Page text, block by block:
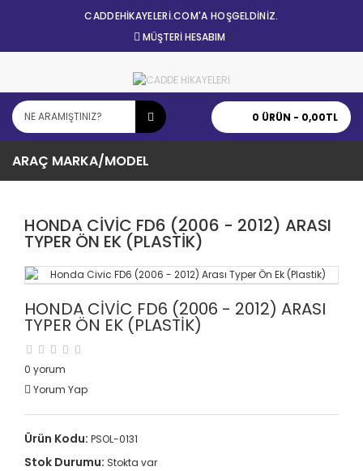
CADDEHİKAYELERİ.COM'A HOŞGELDİNİZ.
MÜŞTERI HESABIM
0 ÜRÜN - 0,00TL
ARAÇ MARKA/MODEL
HONDA CIVIC FD6 (2006 - 2012) ARASI
TYPER ÖN EK (PLASTIK)
HONDA CIVIC FD6 (2006 - 2012) ARASI
TYPER ÖN EK (PLASTIK)
0 yorum
Yorum Yap
Ürün Kodu: PSOL-0131
Stok Durumu: Stokta var